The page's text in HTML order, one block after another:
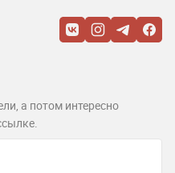
а потом интересно